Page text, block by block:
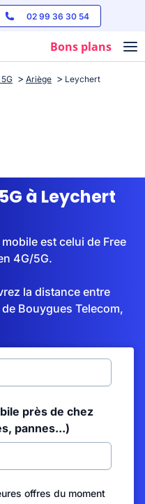
02 99 36 30 54
Bons plans
Ariège Leychert
à Leychert
est celui de Free
4G/5G.
la distance entre
Bouygues Telecom,
près de chez
pannes...)
offres du moment